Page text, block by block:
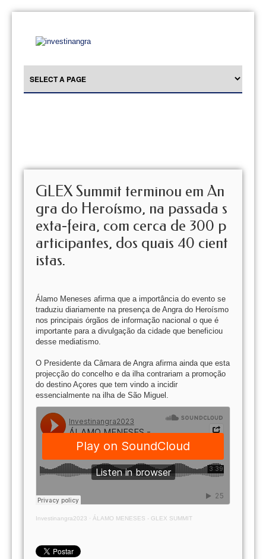
GLEX Summit terminou em An
gra do Heroísmo, na passada s
exta-feira, com cerca de 300 p
articipantes, dos quais 40 cient
istas.
Álamo Meneses afirma que a importância do evento se
traduziu diariamente na presença de Angra do Heroísmo
nos principais órgãos de informação nacional o que é
importante para a divulgação da cidade que beneficiou
desse mediatismo.
O Presidente da Câmara de Angra afirma ainda que esta
projecção do concelho e da ilha contrariam a promoção
do destino Açores que tem vindo a incidir
essencialmente na ilha de São Miguel.
Investinangra2023 · ÁLAMO MENESES - GLEX SUMMIT